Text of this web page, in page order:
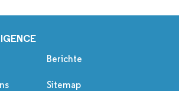
Berichte
Sitemap